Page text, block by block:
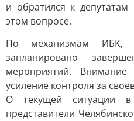
и обратился к
этом вопросе.
По механизмам
запланировано
мероприятий.
усиление контроля за
О текущей ситуации
представители